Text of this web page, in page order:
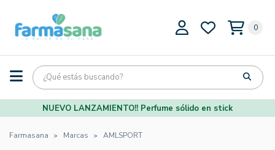
0
NUEVO LANZAMIENTO!! Perfume sólido en stick
Farmasana Marcas AMLSPORT